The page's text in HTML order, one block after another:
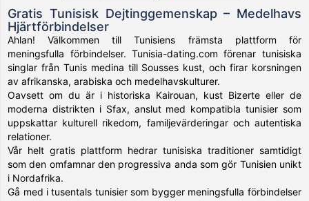
Gratis Tunisisk Dejtinggemenskap – Medelhavs
Hjärtförbindelser
Ahlan! Välkommen till Tunisiens främsta plattform för
meningsfulla förbindelser. Tunisia-dating.com förenar tunisiska
singlar från Tunis medina till Sousses kust, och firar korsningen
av afrikanska, arabiska och medelhavskulturer.
Oavsett om du är i historiska Kairouan, kust Bizerte eller de
moderna distrikten i Sfax, anslut med kompatibla tunisier som
uppskattar kulturell rikedom, familjevärderingar och autentiska
relationer.
Vår helt gratis plattform hedrar tunisiska traditioner samtidigt
som den omfamnar den progressiva anda som gör Tunisien unikt
i Nordafrika.
Gå med i tusentals tunisier som bygger meningsfulla förbindelser